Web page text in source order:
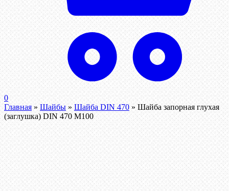
0
Главная » Шайбы » Шайба DIN 470 » Шайба запорная глухая
(заглушка) DIN 470 М100